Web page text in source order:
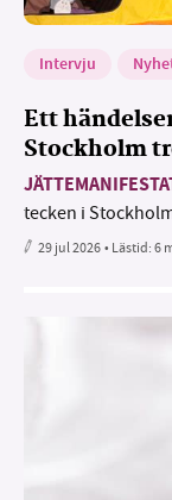
Intervju
Ett
Stockholm
tecken i
29 jul 2026• Lästid:6